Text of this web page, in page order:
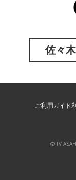
佐々
ご利用ガイド
© TV